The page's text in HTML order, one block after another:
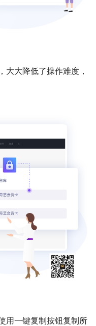
大大降低了操作难度，
用一键复制按钮复制所